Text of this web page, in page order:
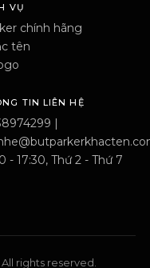
VỤ
chính hãng
tên
TIN LIÊN HỆ
|
- 17:30, Thứ 2 - Thứ 7
rights reserved.